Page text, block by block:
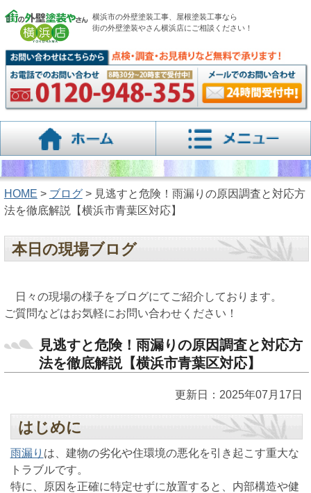
横浜市の外壁塗装工事、屋根塗装工事なら
街の外壁塗装やさん横浜店にご相談ください！
HOME > ブログ> 見逃すと危険！雨漏りの原因調査と対応方
法を徹底解説【横浜市青葉区対応】
本日の現場ブログ
日々の現場の様子をブログにてご紹介しております。
ご質問などはお気軽にお問い合わせください！
見逃すと危険！雨漏りの原因調査と対応方
法を徹底解説【横浜市青葉区対応】
更新日：2025年07月17日
はじめに
雨漏り は、建物の劣化や住環境の悪化を引き起こす重大な
トラブルです。
特に、原因を正確に特定せずに放置すると、内部構造や健